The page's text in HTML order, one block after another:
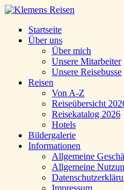
Startseite
Über uns
Über mich
Unsere Mitarbeiter
Unsere Reisebusse
Reisen
Von A-Z
Reiseübersicht
Reisekatalog 2026
Hotels
Bildergalerie
Informationen
Allgemeine
Allgemeine
Impressum